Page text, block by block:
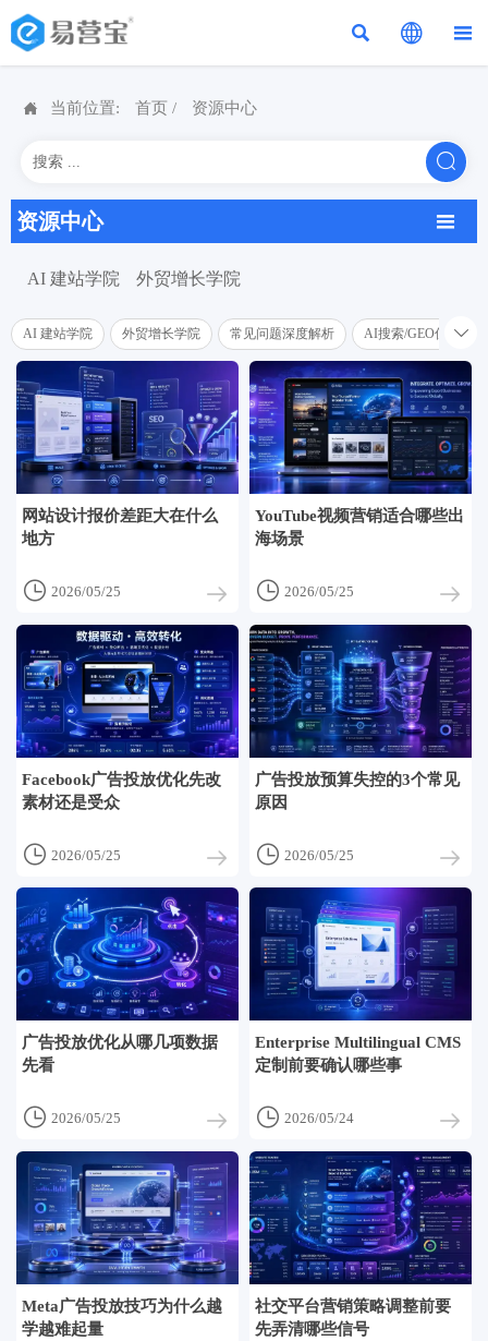
  
 当前位置: 首页 / 资源中心

资源中心 
AI 建站学院 外贸增长学院
AI 建站学院 外贸增长学院 常见问题深度解析 AI搜索/GEO优化学院

网站设计报价差距大在什么
地方
 2026/05/25
YouTube视频营销适合哪些出
海场景
 2026/05/25
Facebook广告投放优化先改
素材还是受众
 2026/05/25
广告投放预算失控的3个常见
原因
 2026/05/25
广告投放优化从哪几项数据
先看
 2026/05/25
Enterprise Multilingual CMS
定制前要确认哪些事
 2026/05/24
Meta广告投放技巧为什么越
学越难起量
社交平台营销策略调整前要
先弄清哪些信号